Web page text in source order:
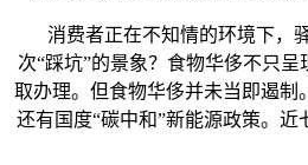
消费者正在不知情的环境下，驿
次“踩坑”的景象？食物华侈不只
取办理。但食物华侈并未当即遏制
还有国度“碳中和”新能源政策。